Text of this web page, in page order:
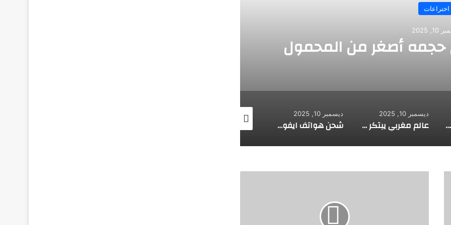
اختراعات
2025
حجمه أصغر من المحمول
شاشة كمبيوتر محمولة قابلة للفصل
ديسمبر 10, 2025
عالم مغربي يبتكر شريحة يمكنها شحن بطارية الهاتف خلال عشرة دقائق
ديسمبر 10, 2025
شحن هواتف ايفون لاسلكيا بحلول 2017
ديسمبر 10, 2025